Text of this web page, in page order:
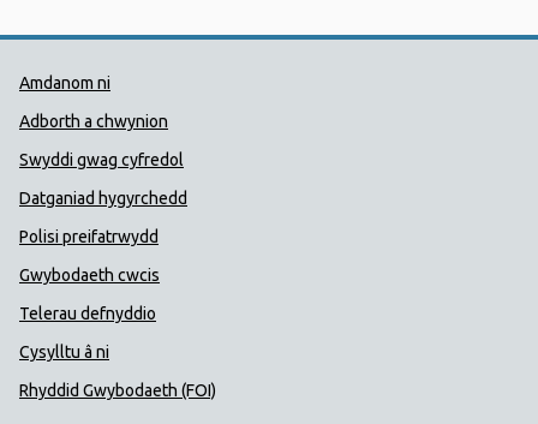
Dolenni Cymorth Iechyd
Amdanom ni
Adborth a chwynion
Swyddi gwag cyfredol
Datganiad hygyrchedd
Polisi preifatrwydd
Gwybodaeth cwcis
Telerau defnyddio
Cysylltu â ni
Rhyddid Gwybodaeth (FOI)